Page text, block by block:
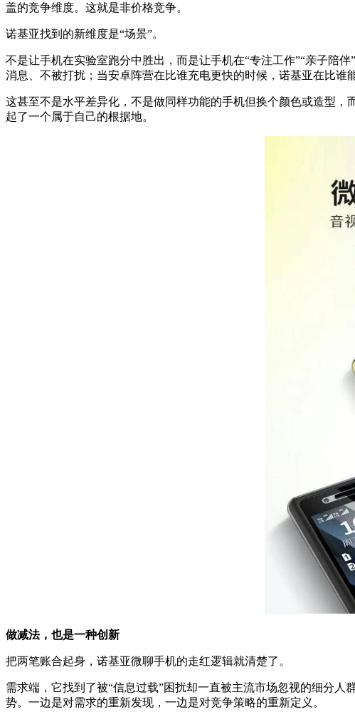
盖的竞争维度。这就是非价格竞争。
诺基亚找到的新维度是“场景”。
不是让手机在实验室跑分中胜出，而是让手机在“专注工作”“亲子陪
消息、不被打扰；当安卓阵营在比谁充电更快的时候，诺基亚在比谁
这甚至不是水平差异化，不是做同样功能的手机但换个颜色或造型
起了一个属于自己的根据地。
做减法，也是一种创新
把两笔账合起身，诺基亚微聊手机的走红逻辑就清楚了。
需求端，它找到了被“信息过载”困扰却一直被主流市场忽视的细分
势。一边是对需求的重新发现，一边是对竞争策略的重新定义。